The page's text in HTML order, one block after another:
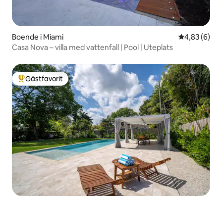
Boende i Miami 4,83 av 5 i
4,83 (6)
Casa Nova – villa med vattenfall | Pool | Uteplats
Populär gästfavorit
Gästfavorit